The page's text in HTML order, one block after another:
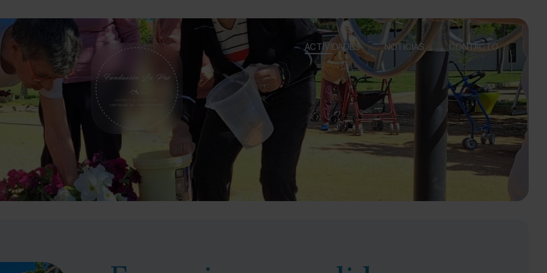
ACTIVIDADES NOTICIAS CONTACTO